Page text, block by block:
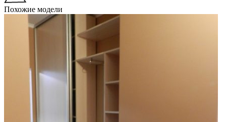
Похожие модели